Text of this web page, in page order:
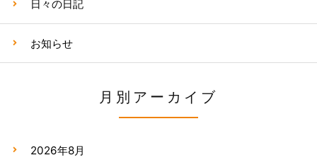
日々の日記
お知らせ
月別アーカイブ
2026年8月